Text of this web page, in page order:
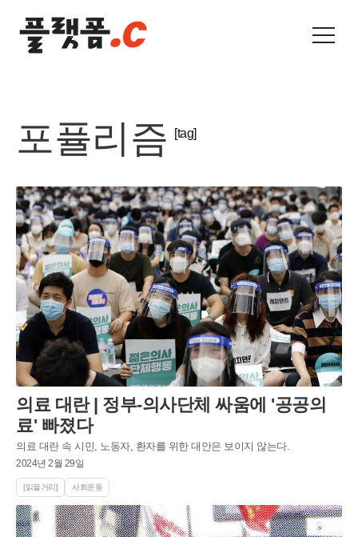
포퓰리즘 [tag]
의료 대란 | 정부-의사단체 싸움에 '공공의
료' 빠졌다
의료 대란 속 시민, 노동자, 환자를 위한 대안은 보이지 않는다.
2024년 2월 29일
[읽을거리] 사회운동